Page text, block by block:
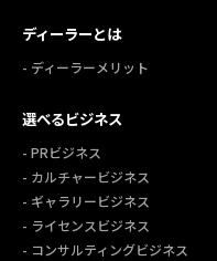
ディーラーとは
- ディーラーメリット
選べるビジネス
- PRビジネス
- カルチャービジネス
- ギャラリービジネス
- ライセンスビジネス
- コンサルティングビジネス